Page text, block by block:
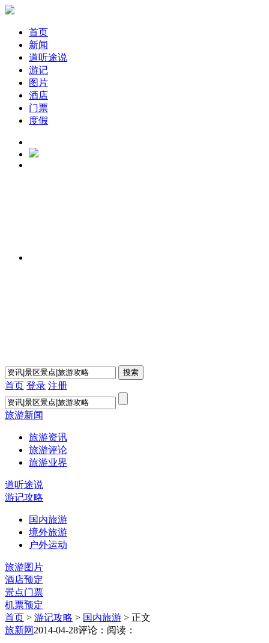
首页
新闻
道听途说
游记
图片
酒店
门票
度假
首页 登录 注册
旅游新闻
旅游资讯
旅游评论
旅游业界
道听途说
游记攻略
国内旅游
境外旅游
户外运动
旅游图片
酒店预定
景点门票
机票预定
首页 > 游记攻略 > 国内旅游 > 正文
旅新网 2014-04-28评论： 阅读：